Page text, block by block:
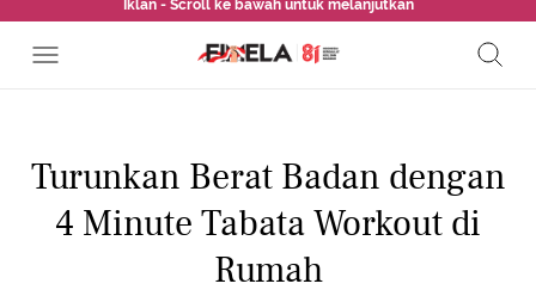
Iklan - Scroll ke bawah untuk melanjutkan
Turunkan Berat Badan dengan
4 Minute Tabata Workout di
Rumah